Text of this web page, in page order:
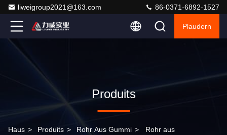
liweigroup2021@163.com 86-0371-6892-1527
Plaudern
Produits
Haus > Produits > Rohr Aus Gummi > Rohr aus